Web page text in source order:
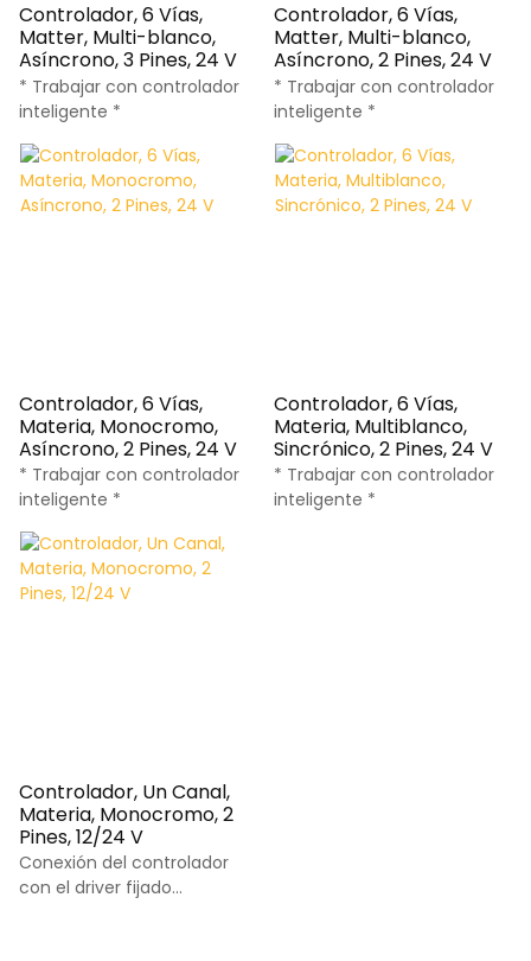
Controlador, 6 Vías,
Matter, Multi-blanco,
Asíncrono, 3 Pines, 24 V
* Trabajar con controlador
inteligente *
Controlador, 6 Vías,
Matter, Multi-blanco,
Asíncrono, 2 Pines, 24 V
* Trabajar con controlador
inteligente *
Controlador, 6 Vías,
Materia, Monocromo,
Asíncrono, 2 Pines, 24 V
* Trabajar con controlador
inteligente *
Controlador, 6 Vías,
Materia, Multiblanco,
Sincrónico, 2 Pines, 24 V
* Trabajar con controlador
inteligente *
Controlador, Un Canal,
Materia, Monocromo, 2
Pines, 12/24 V
Conexión del controlador
con el driver fijado